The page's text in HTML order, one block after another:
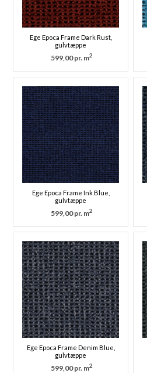
Ege Epoca Frame Dark Rust,
gulvtæppe
599,00 pr. m2
Ege Epoca Frame Ink Blue,
gulvtæppe
599,00 pr. m2
Ege Epoca Frame Denim Blue,
gulvtæppe
599,00 pr. m2